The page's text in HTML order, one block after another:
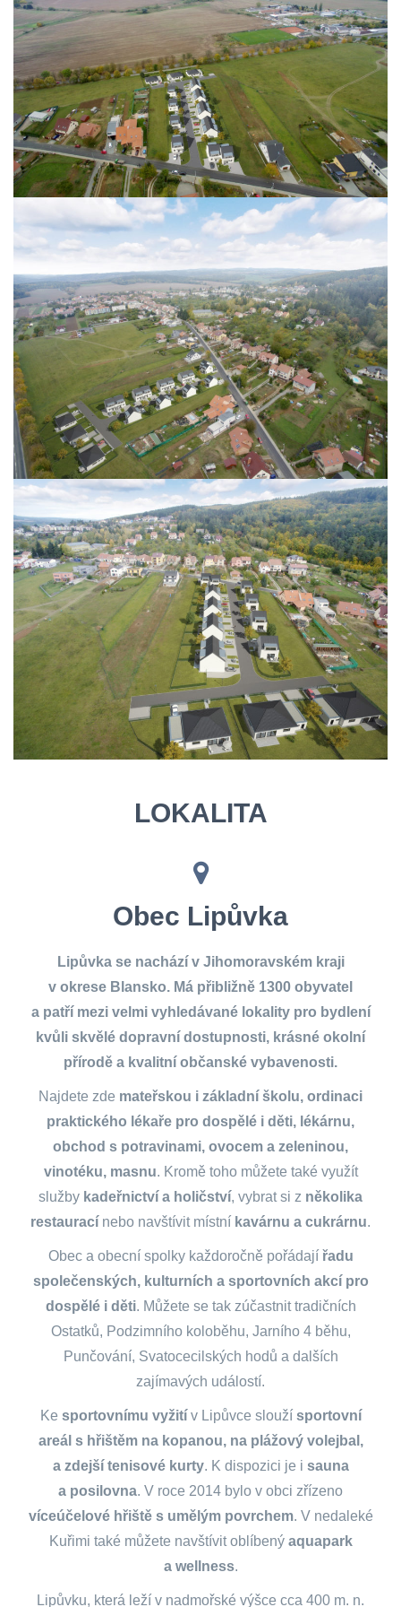
LOKALITA
Obec Lipůvka
Lipůvka se nachází v Jihomoravském kraji
v okrese Blansko. Má přibližně 1300 obyvatel
a patří mezi velmi vyhledávané lokality pro bydlení
kvůli skvělé dopravní dostupnosti, krásné okolní
přírodě a kvalitní občanské vybavenosti.
Najdete zde mateřskou i základní školu, ordinaci
praktického lékaře pro dospělé i děti, lékárnu,
obchod s potravinami, ovocem a zeleninou,
vinotéku, masnu. Kromě toho můžete také využít
služby kadeřnictví a holičství, vybrat si z několika
restaurací nebo navštívit místní kavárnu a cukrárnu.
Obec a obecní spolky každoročně pořádají řadu
společenských, kulturních a sportovních akcí pro
dospělé i děti. Můžete se tak zúčastnit tradičních
Ostatků, Podzimního koloběhu, Jarního 4 běhu,
Punčování, Svatocecilských hodů a dalších
zajímavých událostí.
Ke sportovnímu vyžitív Lipůvce sloužísportovní
areál s hřištěm na kopanou, na plážový volejbal,
a zdejší tenisové kurty. K dispozici je i sauna
a posilovna. V roce 2014 bylo v obci zřízeno
víceúčelové hřiště s umělým povrchem. V nedaleké
Kuřimi také můžete navštívit oblíbený aquapark
a wellness.
Lipůvku, která leží v nadmořské výšce cca 400 m. n.